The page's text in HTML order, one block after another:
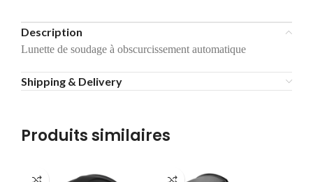
Description
Lunette de soudage à obscurcissement automatique
Shipping & Delivery
Produits similaires